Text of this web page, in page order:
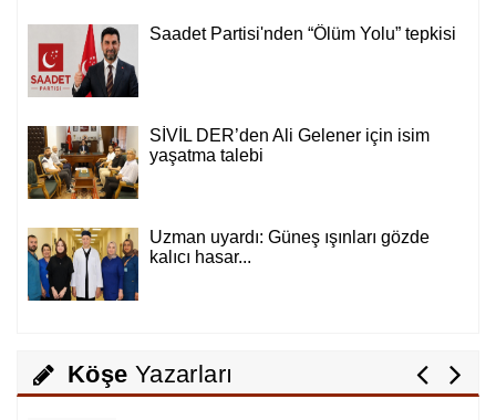
Saadet Partisi'nden “Ölüm Yolu” tepkisi
SİVİL DER’den Ali Gelener için isim
yaşatma talebi
Uzman uyardı: Güneş ışınları gözde
kalıcı hasar...
Köşe Yazarları
Abdurahman Deniz Uğurlu
Bazı İnsanların Değeri, Yokluklarında
Anlaşılır: Hacı Mustafa Demirkan
Ali Lale
Hırsızlığın ve Rüşvetin Yeni Adı: Bağış
Tasavvuf mu ?